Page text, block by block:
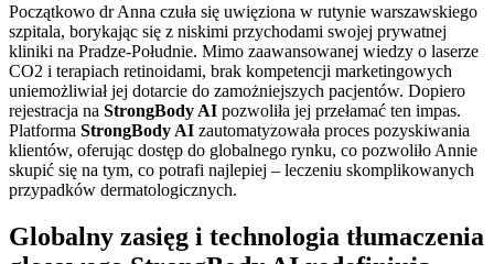
Początkowo dr Anna czuła się uwięziona w rutynie warszawskiego
szpitala, borykając się z niskimi przychodami swojej prywatnej
kliniki na Pradze-Południe. Mimo zaawansowanej wiedzy o laserze
CO2 i terapiach retinoidami, brak kompetencji marketingowych
uniemożliwiał jej dotarcie do zamożniejszych pacjentów. Dopiero
rejestracja na StrongBody AI pozwoliła jej przełamać ten impas.
Platforma StrongBody AI zautomatyzowała proces pozyskiwania
klientów, oferując dostęp do globalnego rynku, co pozwoliło Annie
skupić się na tym, co potrafi najlepiej – leczeniu skomplikowanych
przypadków dermatologicznych.
Globalny zasięg i technologia tłumaczenia